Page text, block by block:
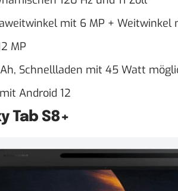
mit 6 MP + Weitwinkel
MP
Schnellladen mit 45 Watt
Android 12
Tab S8+